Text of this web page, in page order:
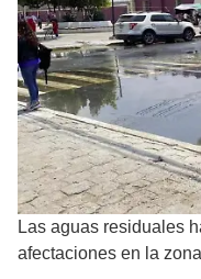
Las aguas residuales
afectaciones en la